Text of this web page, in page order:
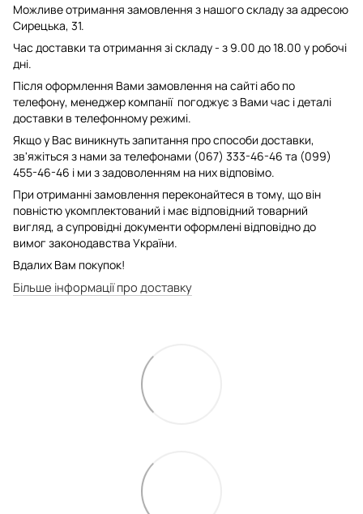
Можливе отримання замовлення з нашого складу за адресою
Сирецька, 31.
Час доставки та отримання зі складу - з 9.00 до 18.00 у робочі
дні.
Після оформлення Вами замовлення на сайті або по
телефону, менеджер компанії погоджує з Вами час і деталі
доставки в телефонному режимі.
Якщо у Вас виникнуть запитання про способи доставки,
зв'яжіться з нами за телефонами (067) 333-46-46 та (099)
455-46-46 і ми з задоволенням на них відповімо.
При отриманні замовлення переконайтеся в тому, що він
повністю укомплектований і має відповідний товарний
вигляд, а супровідні документи оформлені відповідно до
вимог законодавства України.
Вдалих Вам покупок!
Більше інформації про доставку